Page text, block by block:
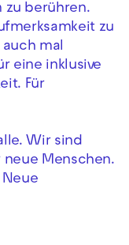
zu berühren.
zu
mal
eine inklusive
Für
Wir sind
Menschen.